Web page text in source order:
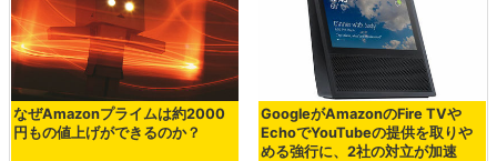
なぜAmazonプライムは約2000
円もの値上げができるのか？
GoogleがAmazonのFire TVや
EchoでYouTubeの提供を取りや
める強行に、2社の対立が加速